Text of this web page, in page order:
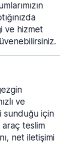
ve hizmet
ve
sunduğu için
teslim
net iletişimi